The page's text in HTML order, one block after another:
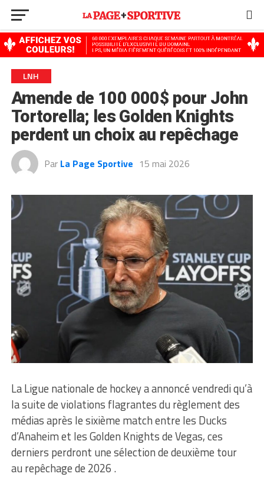
LNH
Amende de 100 000$ pour John
Tortorella; les Golden Knights
perdent un choix au repêchage
Par La Page Sportive 15 mai 2026
La Ligue nationale de hockey a annoncé vendredi qu’à
la suite de violations flagrantes du règlement des
médias après le sixième match entre les Ducks
d’Anaheim et les Golden Knights de Vegas, ces
derniers perdront une sélection de deuxième tour
au repêchage de 2026 .
Go to mobile version